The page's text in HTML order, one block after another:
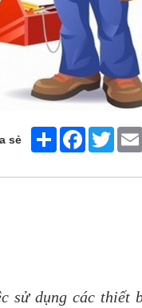
sẻ Share FacebookTwitter
sử dụng các thiết